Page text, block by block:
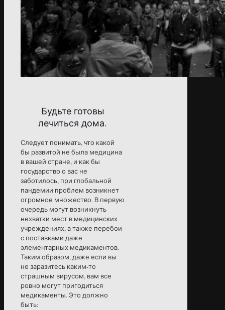
Будьте готовы
лечиться дома.
Следует понимать, что какой
бы развитой не была медицина
в вашей стране, и как бы
государство о вас не
заботилось, при глобальной
пандемии проблем возникнет
огромное множество. В первую
очередь могут возникнуть
нехватки мест в медицинских
учреждениях, а также перебои
с поставками даже
элементарных медикаментов.
Таким образом, даже если вы
не заразитесь каким-то
страшным вирусом, вам все
ровно могут пригодиться
медикаменты. Это должно
быть: